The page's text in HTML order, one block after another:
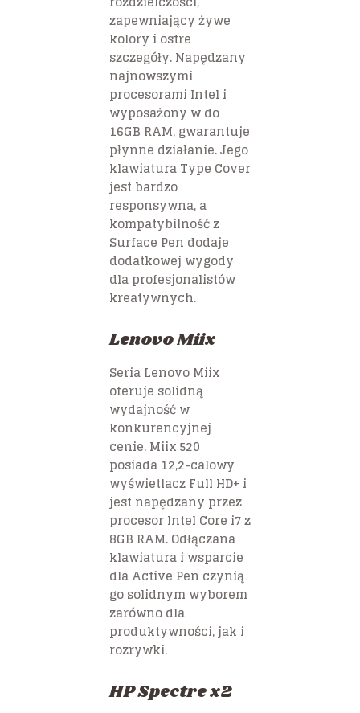
zapewniający żywe
kolory i ostre
szczegóły. Napędzany
najnowszymi
procesorami Intel i
wyposażony w do
16GB RAM, gwarantuje
płynne działanie. Jego
klawiatura Type Cover
jest bardzo
responsywna, a
kompatybilność z
Surface Pen dodaje
dodatkowej wygody
dla profesjonalistów
kreatywnych.
Lenovo Miix
Seria Lenovo Miix
oferuje solidną
wydajność w
konkurencyjnej
cenie. Miix 520
posiada 12,2-calowy
wyświetlacz Full HD+ i
jest napędzany przez
procesor Intel Core i7 z
8GB RAM. Odłączana
klawiatura i wsparcie
dla Active Pen czynią
go solidnym wyborem
zarówno dla
produktywności, jak i
rozrywki.
HP Spectre x2